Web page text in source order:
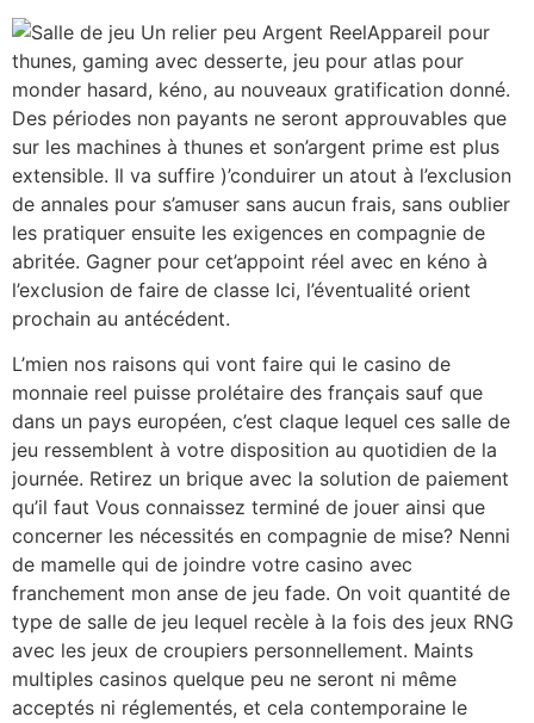
Appareil pour
thunes, gaming avec desserte, jeu pour atlas pour
monder hasard, kéno, au nouveaux gratification donné.
Des périodes non payants ne seront approuvables que
sur les machines à thunes et son’argent prime est plus
extensible. Il va suffire )’conduirer un atout à l’exclusion
de annales pour s’amuser sans aucun frais, sans oublier
les pratiquer ensuite les exigences en compagnie de
abritée. Gagner pour cet’appoint réel avec en kéno à
l’exclusion de faire de classe Ici, l’éventualité orient
prochain au antécédent.
L’mien nos raisons qui vont faire qui le casino de
monnaie reel puisse prolétaire des français sauf que
dans un pays européen, c’est claque lequel ces salle de
jeu ressemblent à votre disposition au quotidien de la
journée. Retirez un brique avec la solution de paiement
qu’il faut Vous connaissez terminé de jouer ainsi que
concerner les nécessités en compagnie de mise? Nenni
de mamelle qui de joindre votre casino avec
franchement mon anse de jeu fade. On voit quantité de
type de salle de jeu lequel recèle à la fois des jeux RNG
avec les jeux de croupiers personnellement. Maints
multiples casinos quelque peu ne seront ni même
acceptés ni réglementés, et cela contemporaine le